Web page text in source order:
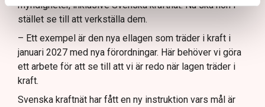
myndigheter, inklusive Svenska kraftnät. Nu ska hon i
stället se till att verkställa dem.
– Ett exempel är den nya ellagen som träder i kraft i
januari 2027 med nya förordningar. Här behöver vi göra
ett arbete för att se till att vi är redo när lagen träder i
kraft.
Svenska kraftnät har fått en ny instruktion vars mål är